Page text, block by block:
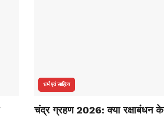
धर्म एवं साहित्य
चंद्र ग्रहण 2026: क्या रक्षाबंधन के